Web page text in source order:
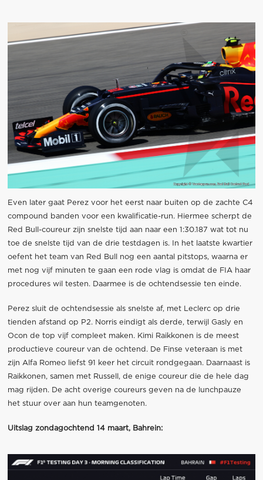
Even later gaat Perez voor het eerst naar buiten op de zachte C4
compound banden voor een kwalificatie-run. Hiermee scherpt de
Red Bull-coureur zijn snelste tijd aan naar een 1:30.187 wat tot nu
toe de snelste tijd van de drie testdagen is. In het laatste kwartier
oefent het team van Red Bull nog een aantal pitstops, waarna er
met nog vijf minuten te gaan een rode vlag is omdat de FIA haar
procedures wil testen. Daarmee is de ochtendsessie ten einde.
Perez sluit de ochtendsessie als snelste af, met Leclerc op drie
tienden afstand op P2. Norris eindigt als derde, terwijl Gasly en
Ocon de top vijf compleet maken. Kimi Raikkonen is de meest
productieve coureur van de ochtend. De Finse veteraan is met
zijn Alfa Romeo liefst 91 keer het circuit rondgegaan. Daarnaast is
Raikkonen, samen met Russell, de enige coureur die de hele dag
mag rijden. De acht overige coureurs geven na de lunchpauze
het stuur over aan hun teamgenoten.
Uitslag zondagochtend 14 maart, Bahrein: